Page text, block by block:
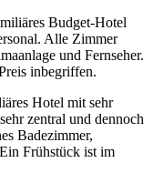
Budget-Hotel
Alle Zimmer
und Fernseher.
inbegriffen.
Hotel mit sehr
zentral und dennoch
Badezimmer,
Frühstück ist im